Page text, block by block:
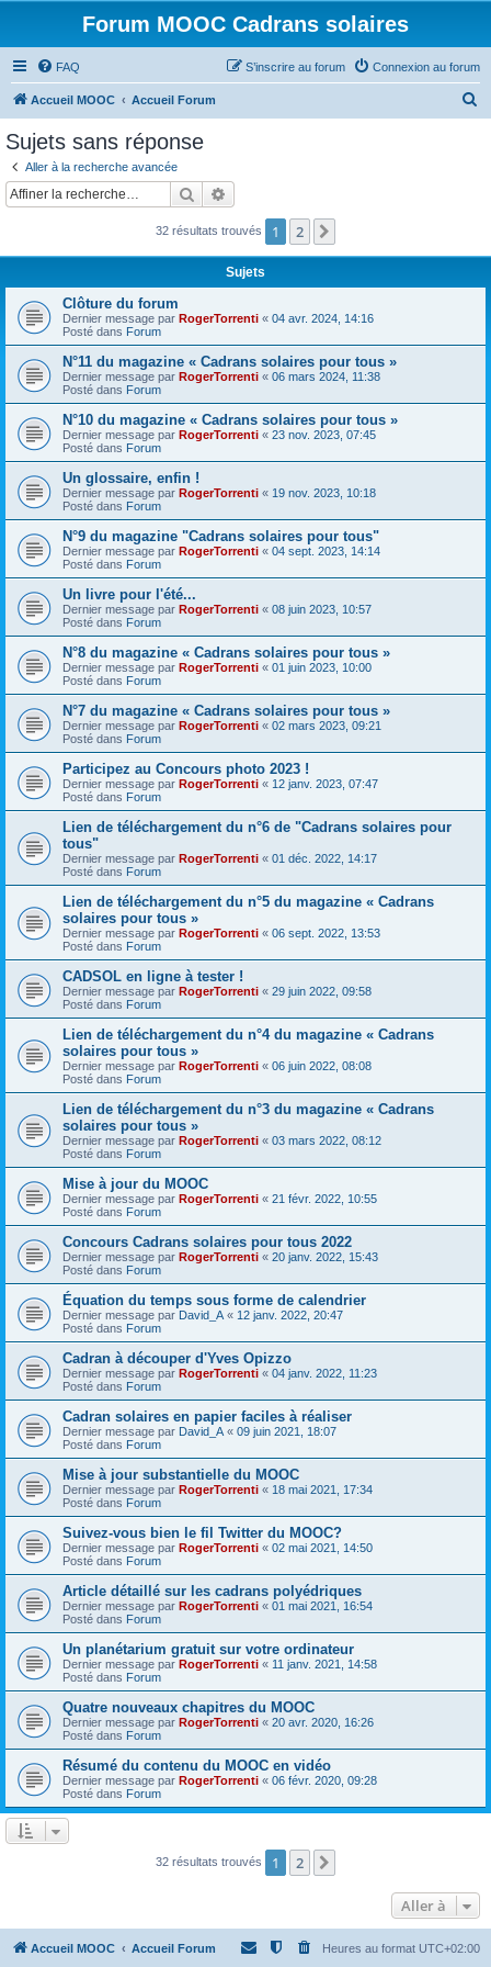
Forum MOOC Cadrans solaires
FAQ Connexion au forum
S’inscrire au forum
Accueil MOOC Accueil Forum
c
Sujets sans réponse
Aller à la recherche avancée
Rechercher
32 résultats trouvés 1 2
Sujets
Clôture du forum
Dernier message par RogerTorrenti « 04 avr. 2024, 14:16
Posté dans Forum
N°11 du magazine « Cadrans solaires pour tous »
Dernier message par RogerTorrenti « 06 mars 2024, 11:38
Posté dans Forum
N°10 du magazine « Cadrans solaires pour tous »
Dernier message par RogerTorrenti « 23 nov. 2023, 07:45
Posté dans Forum
Un glossaire, enfin !
Dernier message par RogerTorrenti « 19 nov. 2023, 10:18
Posté dans Forum
N°9 du magazine "Cadrans solaires pour tous"
Dernier message par RogerTorrenti « 04 sept. 2023, 14:14
Posté dans Forum
Un livre pour l'été...
Dernier message par RogerTorrenti « 08 juin 2023, 10:57
Posté dans Forum
N°8 du magazine « Cadrans solaires pour tous »
Dernier message par RogerTorrenti « 01 juin 2023, 10:00
Posté dans Forum
N°7 du magazine « Cadrans solaires pour tous »
Dernier message par RogerTorrenti « 02 mars 2023, 09:21
Posté dans Forum
Participez au Concours photo 2023 !
Dernier message par RogerTorrenti « 12 janv. 2023, 07:47
Posté dans Forum
Lien de téléchargement du n°6 de "Cadrans solaires pour
tous"
Dernier message par RogerTorrenti « 01 déc. 2022, 14:17
Posté dans Forum
Lien de téléchargement du n°5 du magazine « Cadrans
solaires pour tous »
Dernier message par RogerTorrenti « 06 sept. 2022, 13:53
Posté dans Forum
CADSOL en ligne à tester !
Dernier message par RogerTorrenti « 29 juin 2022, 09:58
Posté dans Forum
Lien de téléchargement du n°4 du magazine « Cadrans
solaires pour tous »
Dernier message par RogerTorrenti « 06 juin 2022, 08:08
Posté dans Forum
Lien de téléchargement du n°3 du magazine « Cadrans
solaires pour tous »
Dernier message par RogerTorrenti « 03 mars 2022, 08:12
Posté dans Forum
Mise à jour du MOOC
Dernier message par RogerTorrenti « 21 févr. 2022, 10:55
Posté dans Forum
Concours Cadrans solaires pour tous 2022
Dernier message par RogerTorrenti « 20 janv. 2022, 15:43
Posté dans Forum
Équation du temps sous forme de calendrier
Dernier message par David_A « 12 janv. 2022, 20:47
Posté dans Forum
Cadran à découper d'Yves Opizzo
Dernier message par RogerTorrenti « 04 janv. 2022, 11:23
Posté dans Forum
Cadran solaires en papier faciles à réaliser
Dernier message par David_A « 09 juin 2021, 18:07
Posté dans Forum
Mise à jour substantielle du MOOC
Dernier message par RogerTorrenti « 18 mai 2021, 17:34
Posté dans Forum
Suivez-vous bien le fil Twitter du MOOC?
Dernier message par RogerTorrenti « 02 mai 2021, 14:50
Posté dans Forum
Article détaillé sur les cadrans polyédriques
Dernier message par RogerTorrenti « 01 mai 2021, 16:54
Posté dans Forum
Un planétarium gratuit sur votre ordinateur
Dernier message par RogerTorrenti « 11 janv. 2021, 14:58
Posté dans Forum
Quatre nouveaux chapitres du MOOC
Dernier message par RogerTorrenti « 20 avr. 2020, 16:26
Posté dans Forum
Résumé du contenu du MOOC en vidéo
Dernier message par RogerTorrenti « 06 févr. 2020, 09:28
Posté dans Forum
32 résultats trouvés 1 2
Aller à
Accueil MOOC Accueil Forum Heures au format UTC+02:00